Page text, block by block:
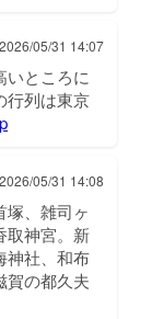
2026/05/31 14:07
いところに
行列は東京
2026/05/31 14:08
塚、雑司ヶ
取神宮。新
神社、和布
賀の都久夫